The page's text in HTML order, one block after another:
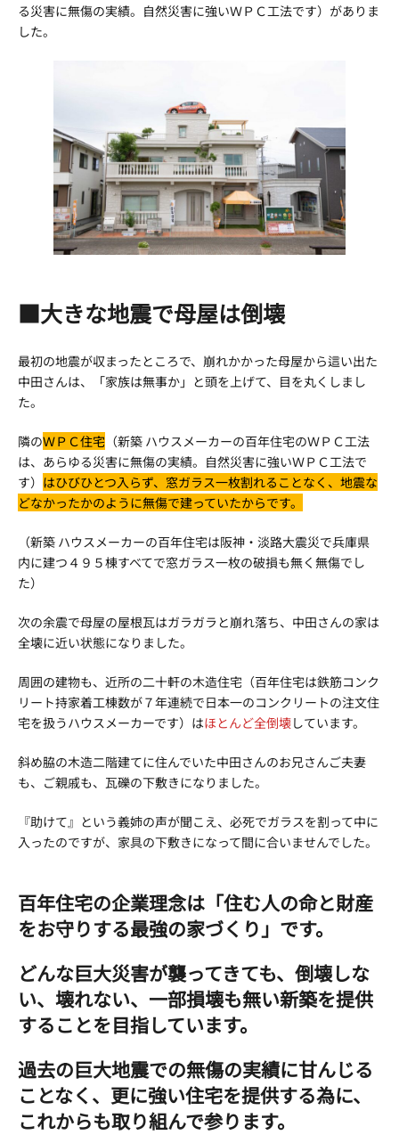
る災害に無傷の実績。自然災害に強いＷＰＣ工法です）がありま
した。
■大きな地震で母屋は倒壊
最初の地震が収まったところで、崩れかかった母屋から這い出た
中田さんは、「家族は無事か」と頭を上げて、目を丸くしまし
た。
隣のＷＰＣ住宅 （新築 ハウスメーカーの百年住宅のＷＰＣ工法
は、あらゆる災害に無傷の実績。自然災害に強いＷＰＣ工法で
す） はひびひとつ入らず、窓ガラス一枚割れることなく、地震な
どなかったかのように無傷で建っていたからです。
（新築 ハウスメーカーの百年住宅は阪神・淡路大震災で兵庫県
内に建つ４９５棟すべてで窓ガラス一枚の破損も無く無傷でし
た）
次の余震で母屋の屋根瓦はガラガラと崩れ落ち、中田さんの家は
全壊に近い状態になりました。
周囲の建物も、近所の二十軒の木造住宅（百年住宅は鉄筋コンク
リート持家着工棟数が７年連続で日本一のコンクリートの注文住
宅を扱うハウスメーカーです）はほとんど全倒壊しています。
斜め脇の木造二階建てに住んでいた中田さんのお兄さんご夫妻
も、ご親戚も、瓦礫の下敷きになりました。
『助けて』という義姉の声が聞こえ、必死でガラスを割って中に
入ったのですが、家具の下敷きになって間に合いませんでした。
百年住宅の企業理念は「住む人の命と財産
をお守りする最強の家づくり」です。
どんな巨大災害が襲ってきても、倒壊しな
い、壊れない、一部損壊も無い新築を提供
することを目指しています。
過去の巨大地震での無傷の実績に甘んじる
ことなく、更に強い住宅を提供する為に、
これからも取り組んで参ります。